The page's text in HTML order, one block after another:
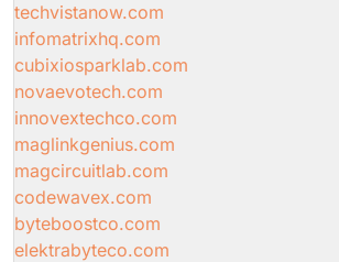
techvistanow.com
infomatrixhq.com
cubixiosparklab.com
novaevotech.com
innovextechco.com
maglinkgenius.com
magcircuitlab.com
codewavex.com
byteboostco.com
elektrabyteco.com